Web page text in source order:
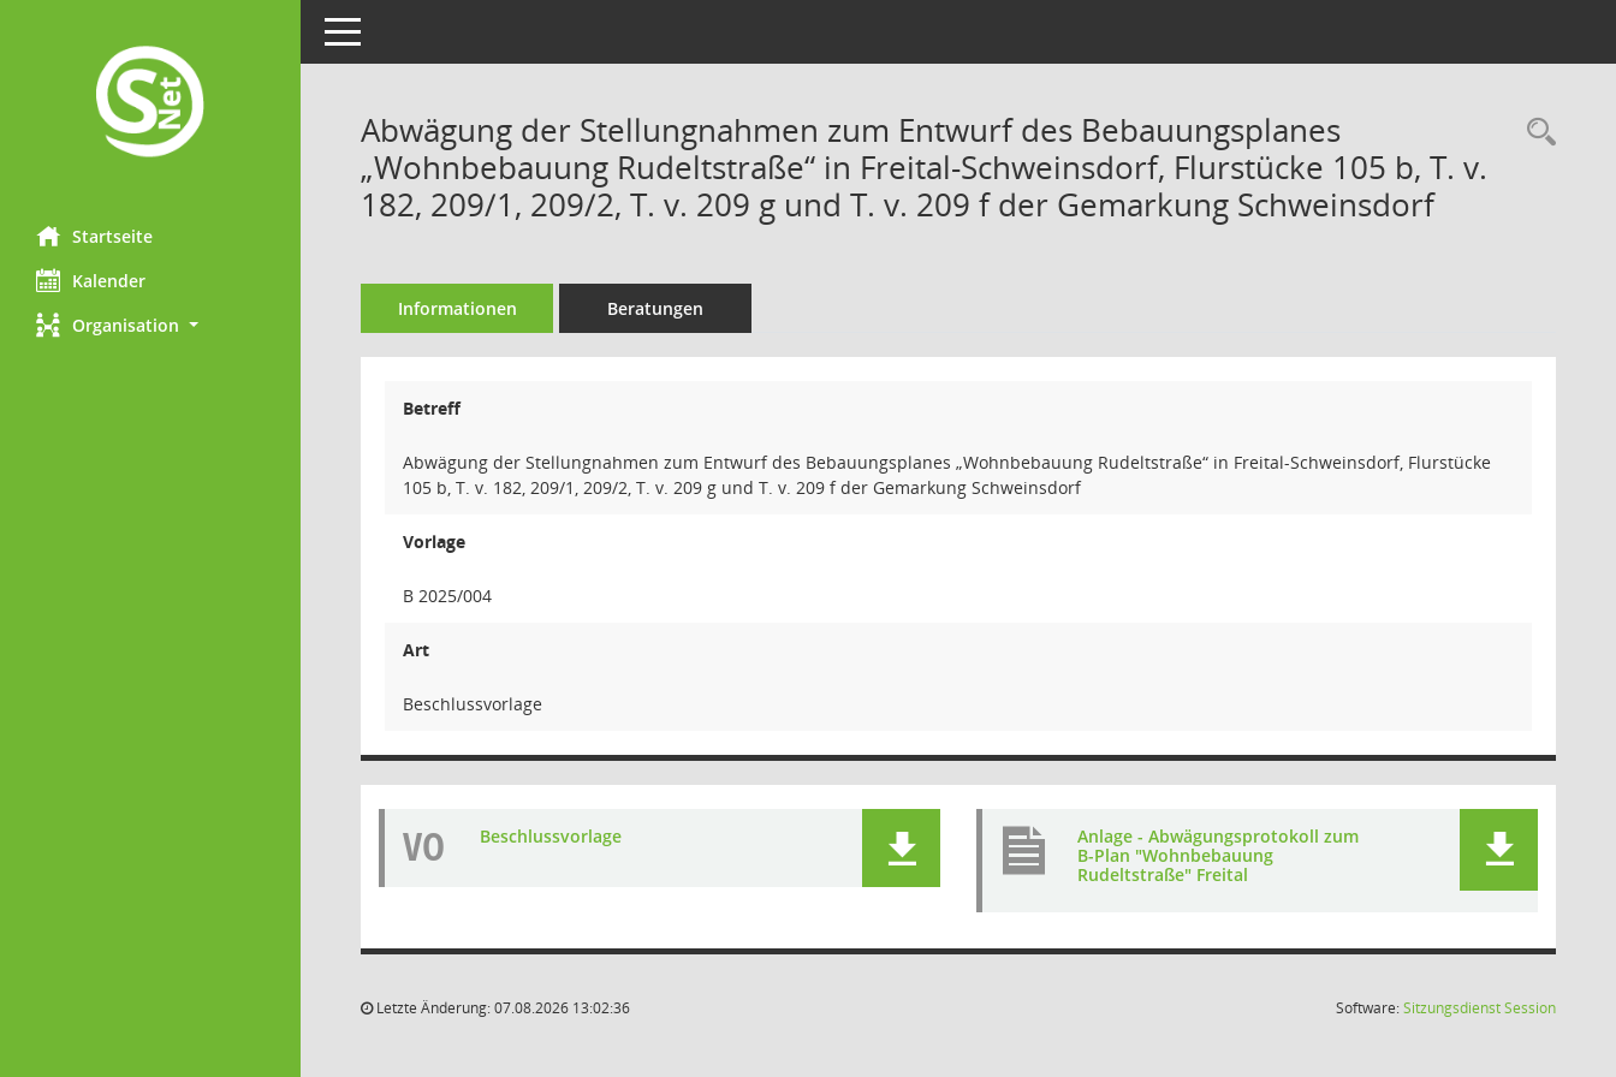
Startseite
Kalender
Organisation
Toggle navigation
Abwägung der Stellungnahmen zum Entwurf des Bebauungsplanes
„Wohnbebauung Rudeltstraße“ in Freital-Schweinsdorf, Flurstücke 105 b, T. v.
182, 209/1, 209/2, T. v. 209 g und T. v. 209 f der Gemarkung Schweinsdorf
Informationen Beratungen
Betreff
Abwägung der Stellungnahmen zum Entwurf des Bebauungsplanes „Wohnbebauung Rudeltstraße“ in Freital-Schweinsdorf, Flurstücke
105 b, T. v. 182, 209/1, 209/2, T. v. 209 g und T. v. 209 f der Gemarkung Schweinsdorf
Vorlage
B 2025/004
Art
Beschlussvorlage
VO Beschlussvorlage
Anlage - Abwägungsprotokoll zum
B-Plan "Wohnbebauung
Rudeltstraße" Freital
Letzte Änderung: 07.08.2026 13:02:36 Software:SitzungsdienstSession(Wird in